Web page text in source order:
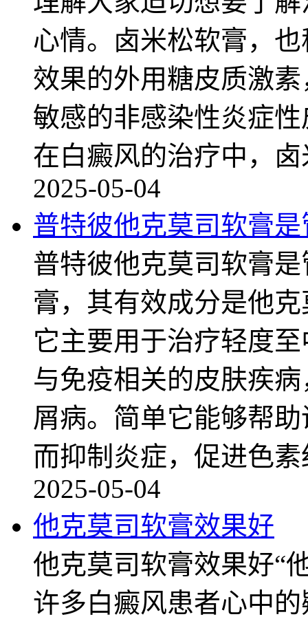
心情。卤米松软膏，
效果的外用糖皮质激
敏感的非感染性炎症
在白癜风的治疗中，
2025-05-04
普特彼他克莫司软膏
普特彼他克莫司软膏
膏，其有效成分是他
它主要用于治疗轻度
与免疫相关的皮肤疾
屑病。简单它能够帮
而抑制炎症，促进色
2025-05-04
他克莫司软膏效果好
他克莫司软膏效果好“
许多白癜风患者心中